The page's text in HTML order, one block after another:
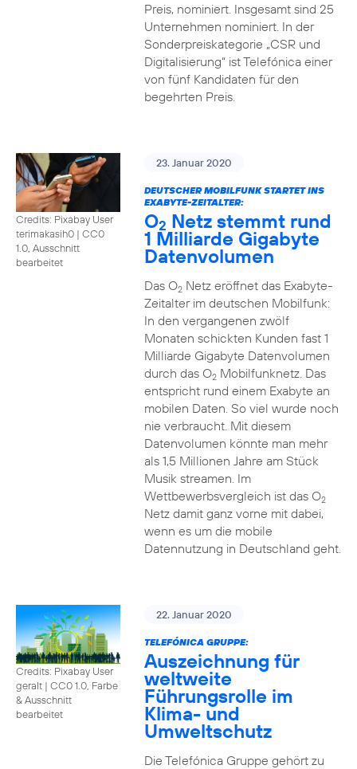
Preis, nominiert. Insgesamt sind 25
Unternehmen nominiert. In der
Sonderpreiskategorie „CSR und
Digitalisierung“ ist Telefónica einer
von fünf Kandidaten für den
begehrten Preis.
Credits: Pixabay User
terimakasih0 | CC0
1.0, Ausschnitt
bearbeitet
23. Januar 2020
DEUTSCHER MOBILFUNK STARTET INS
EXABYTE-ZEITALTER:
O2 Netz stemmt rund
1 Milliarde Gigabyte
Datenvolumen
Das O2Netz eröffnet das Exabyte-
Zeitalter im deutschen Mobilfunk:
In den vergangenen zwölf
Monaten schickten Kunden fast 1
Milliarde Gigabyte Datenvolumen
durch das O2Mobilfunknetz. Das
entspricht rund einem Exabyte an
mobilen Daten. So viel wurde noch
nie verbraucht. Mit diesem
Datenvolumen könnte man mehr
als 1,5 Millionen Jahre am Stück
Musik streamen. Im
Wettbewerbsvergleich ist das O2
Netz damit ganz vorne mit dabei,
wenn es um die mobile
Datennutzung in Deutschland geht.
Credits: Pixabay User
geralt | CC0 1.0, Farbe
& Ausschnitt
bearbeitet
22. Januar 2020
TELEFÓNICA GRUPPE:
Auszeichnung für
weltweite
Führungsrolle im
Klima- und
Umweltschutz
Die Telefónica Gruppe gehört zu